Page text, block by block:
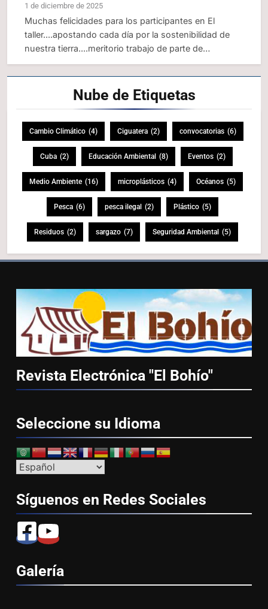
1 de diciembre de 2025
Muchas felicidades para los participantes en El
taller....apostando cada día por la sostenibilidad de
nuestra tierra....meritorio trabajo de parte de…
Nube de Etiquetas
Cambio Climático (4) Ciguatera (2) convocatorias (6)
Cuba (2) Educación Ambiental (8) Eventos (2)
Medio Ambiente (16) microplásticos (4) Océanos (5)
Pesca (6) pesca ilegal (2) Plástico (5)
Residuos (2) sargazo (7) Seguridad Ambiental (5)
Revista Electrónica "El Bohío"
Seleccione su Idioma
Síguenos en Redes Sociales
Galería